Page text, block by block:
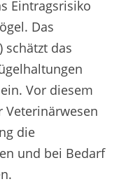
Eintragsrisiko
Das
schätzt das
Vor diesem
die
und bei Bedarf